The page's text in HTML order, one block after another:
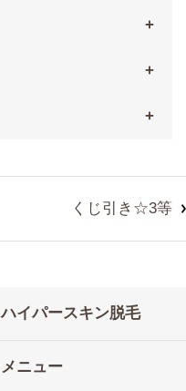
くじ引き☆3等
ハイパースキン脱毛
メニュー